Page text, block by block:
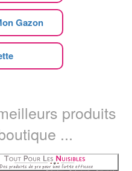
Gazon
produits
...